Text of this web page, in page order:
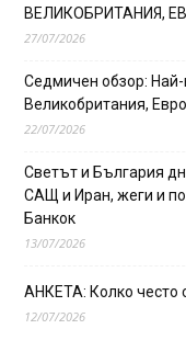
ВЕЛИКОБРИТАНИЯ,
27/07/2026
Седмичен обзор:
Великобритания,
22/07/2026
Светът и България
САЩ и Иран, жеги и
Банкок
13/07/2026
АНКЕТА: Колко често
12/07/2026